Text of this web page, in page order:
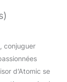
conjuguer
d’Atomic se